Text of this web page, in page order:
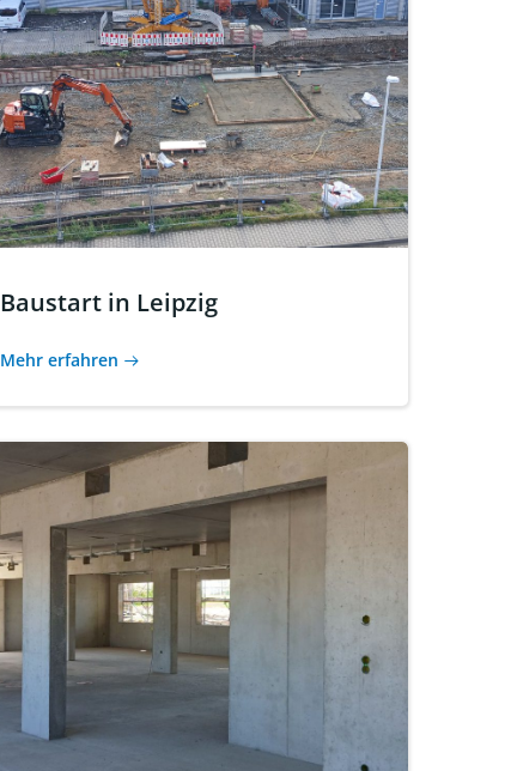
Baustart in Leipzig
Mehr erfahren